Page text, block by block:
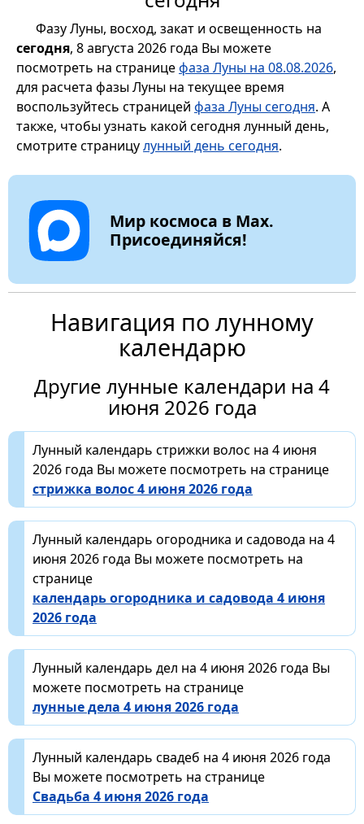
Фазу Луны, восход, закат и освещенность на
сегодня, 8 августа 2026 года Вы можете
посмотреть на страницефаза Луны на 08.08.2026,
для расчета фазы Луны на текущее время
воспользуйтесь страницей фаза Луны сегодня. А
также, чтобы узнать какой сегодня лунный день,
смотрите страницулунный день сегодня.
Мир космоса в Max.
Присоединяйся!
Навигация по лунному
календарю
Другие лунные календари на 4
июня 2026 года
Лунный календарь стрижки волос на 4 июня
2026 года Вы можете посмотреть на странице
стрижка волос 4 июня 2026 года
Лунный календарь огородника и садовода на 4
июня 2026 года Вы можете посмотреть на
странице
календарь огородника и садовода 4 июня
2026 года
Лунный календарь дел на 4 июня 2026 года Вы
можете посмотреть на странице
лунные дела 4 июня 2026 года
Лунный календарь свадеб на 4 июня 2026 года
Вы можете посмотреть на странице
Свадьба 4 июня 2026 года